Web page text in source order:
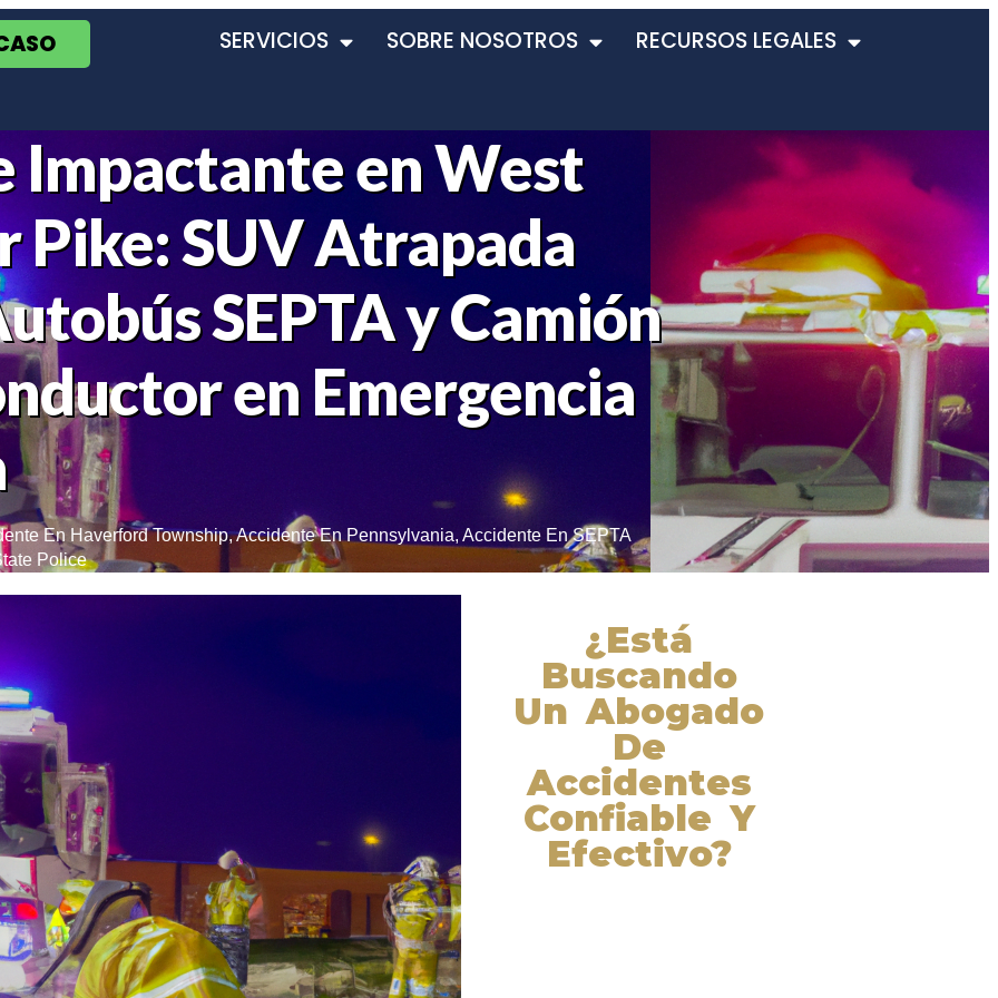
SERVICIOS SOBRE NOSOTROS RECURSOS LEGALES
Impactante en West
Pike: SUV Atrapada
SEPTA y Camión
en Emergencia
En Haverford Township,Accidente En Pennsylvania, Accidente En SEPTA
Police
¿Está
Buscando
Un Abogado
De
Accidentes
Confiable Y
Efectivo?